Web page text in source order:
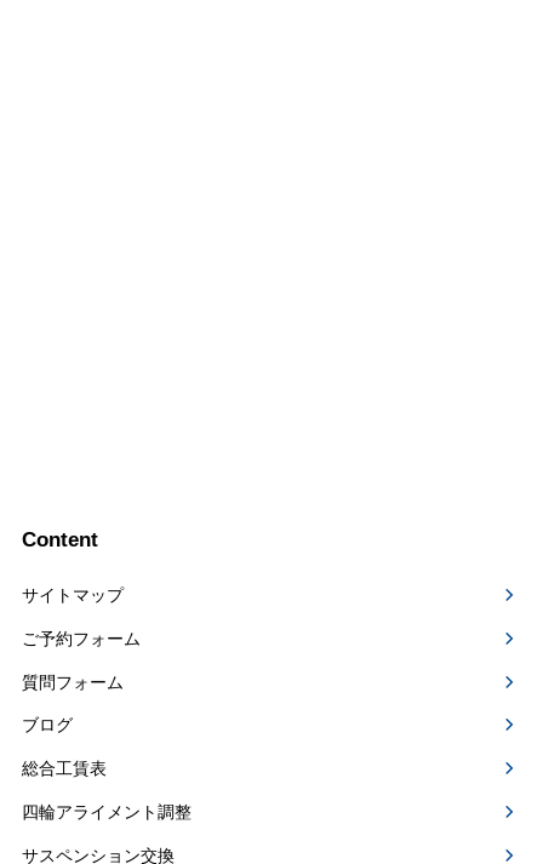
Content
サイトマップ
ご予約フォーム
質問フォーム
ブログ
総合工賃表
四輪アライメント調整
サスペンション交換